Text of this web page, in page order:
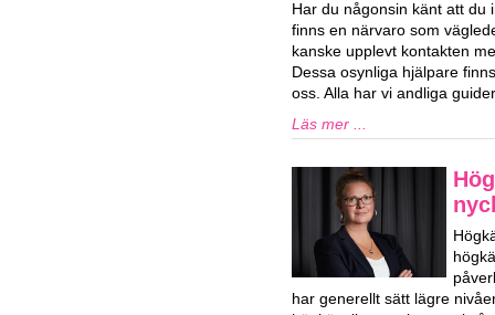
Har du någonsin känt att du
finns en närvaro som
kanske upplevt kontakten
Dessa osynliga hjälpare
oss. Alla har vi andliga
Läs mer ...
har generellt sätt lägre